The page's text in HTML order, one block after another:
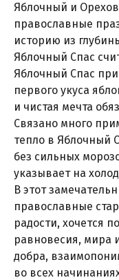
Яблочный и
православные
историю из
Яблочный Спас
Яблочный Спас
первого укуса
и чистая мечта
Связано много
тепло в Яблочный
без сильных
указывает на
В этот
православные
радости, хочется
равновесия, мира
добра,
во всех